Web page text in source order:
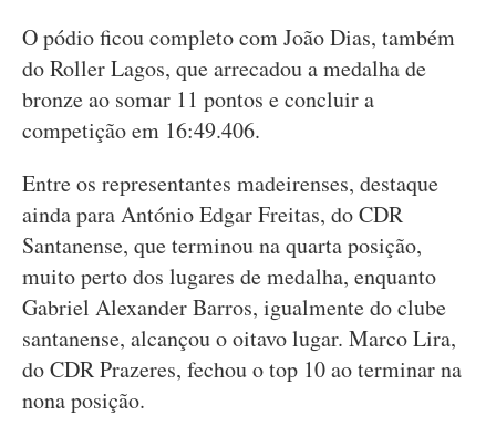
O pódio ficou completo com João Dias, também
do Roller Lagos, que arrecadou a medalha de
bronze ao somar 11 pontos e concluir a
competição em 16:49.406.
Entre os representantes madeirenses, destaque
ainda para António Edgar Freitas, do CDR
Santanense, que terminou na quarta posição,
muito perto dos lugares de medalha, enquanto
Gabriel Alexander Barros, igualmente do clube
santanense, alcançou o oitavo lugar. Marco Lira,
do CDR Prazeres, fechou o top 10 ao terminar na
nona posição.